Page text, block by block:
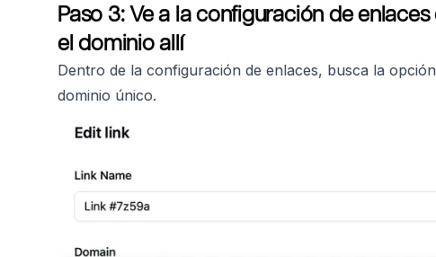
Paso 3: Ve a la configuración de
el dominio allí
Dentro de la configuración de enlaces, busca la
dominio único.